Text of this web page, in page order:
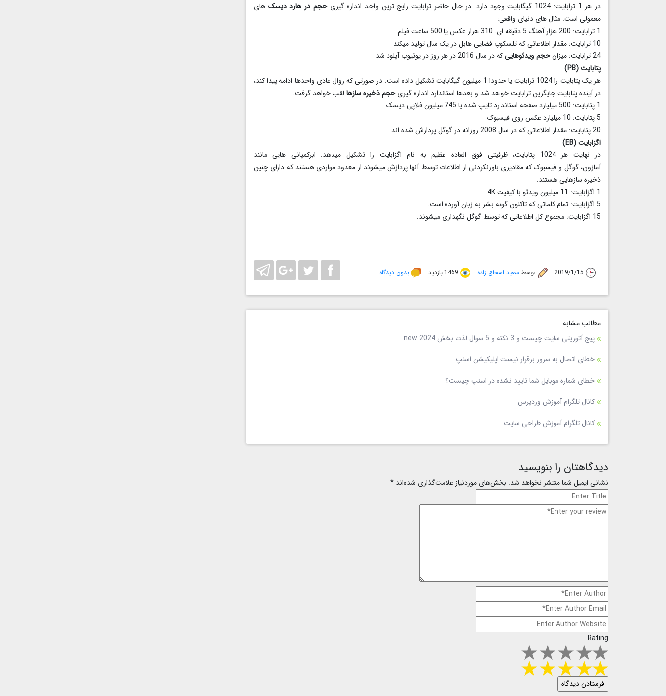
در هر 1 ترابایت: 1024 گیگابایت وجود دارد. در حال حاضر ترابایت رایج ترین واحد اندازه گیری
حجم در هارد دیسک های
معمولی است. مثال های دنیای واقعی:
1 ترابایت: 200 هزار آهنگ 5 دقیقه ای. 310 هزار عکس یا 500 ساعت فیلم
10 ترابایت: مقدار اطلاعاتی که تلسکوپ فضایی هابل در یک سال تولید میکند
24 ترابایت: میزان
حجم ویدئوهاییکه در سال 2016 در هر روز در یوتیوب آپلود شد
پتابایت (PB)
هر یک پتابایت را 1024 ترابایت یا حدودا 1 میلیون گیگابایت تشکیل داده است. در صورتی که روال عادی واحدها ادامه پیدا کند،
در آینده پتابایت جایگزین ترابایت خواهد شد و بعدها استاندارد اندازه گیریحجم ذخیره سازها لقب خواهد گرفت.
1 پتابایت: 500 میلیارد صفحه استاندارد تایپ شده یا 745 میلیون فلاپی دیسک
5 پتابایت: 10 میلیارد عکس روی فیسبوک
20 پتابایت: مقدار اطلاعاتی که در سال 2008 روزانه در گوگل پردازش شده اند
اگزابایت (EB)
در نهایت هر 1024 پتابایت، ظرفیتی فوق العاده عظیم به نام اگزابایت را تشکیل میدهد. ابرکمپانی هایی مانند
آمازون، گوگل و فیسبوک که مقادیری باورنکردنی از اطلاعات توسط آنها پردازش میشوند از معدود مواردی هستند که دارای چنین
ذخیره سازهایی هستند.
1 اگزابایت: 11 میلیون ویدئو با کیفیت 4K
5 اگزابایت: تمام کلماتی که تاکنون گونه بشر به زبان آورده است.
15 اگزابایت: مجموع کل اطلاعاتی که توسط گوگل نگهداری میشوند.
2019/1/15 توسط سعید اسحاق زاده 1469 بازدید بدون دیدگاه
مطالب مشابه
پیج آتوریتی سایت چیست و 3 نکته و 5 سوال لذت بخش new 2024
خطای اتصال به سرور برقرار نیست اپلیکیشن اسنپ
خطای شماره موبایل شما تایید نشده در اسنپ چیست؟
کانال تلگرام آموزش وردپرس
کانال تلگرام آموزش طراحی سایت
دیدگاهتان را بنویسید
نشانی ایمیل شما منتشر نخواهد شد. بخش‌های موردنیاز علامت‌گذاری شده‌اند *
Rating